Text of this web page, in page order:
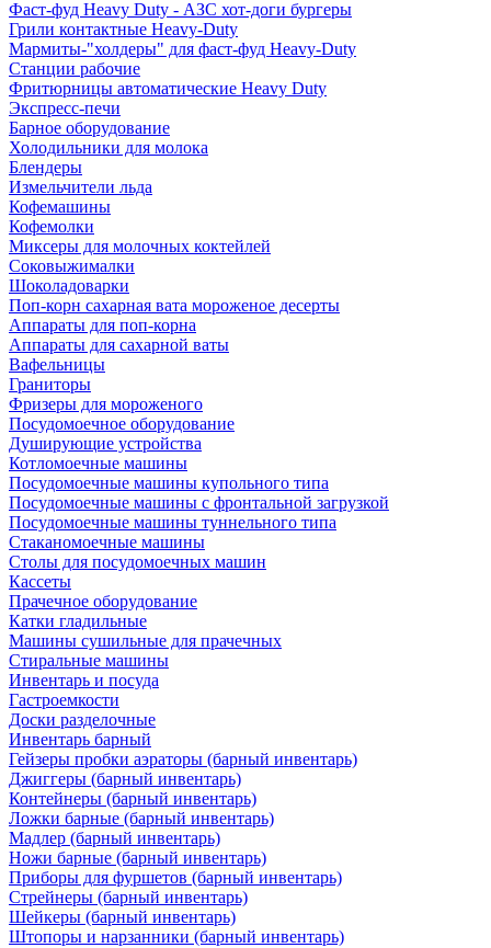
Фаст-фуд Heavy Duty - АЗС хот-доги бургеры
Грили контактные Heavy-Duty
Мармиты-"холдеры" для фаст-фуд Heavy-Duty
Станции рабочие
Фритюрницы автоматические Heavy Duty
Экспресс-печи
Барное оборудование
Холодильники для молока
Блендеры
Измельчители льда
Кофемашины
Кофемолки
Миксеры для молочных коктейлей
Соковыжималки
Шоколадоварки
Поп-корн сахарная вата мороженое десерты
Аппараты для поп-корна
Аппараты для сахарной ваты
Вафельницы
Граниторы
Фризеры для мороженого
Посудомоечное оборудование
Душирующие устройства
Котломоечные машины
Посудомоечные машины купольного типа
Посудомоечные машины с фронтальной загрузкой
Посудомоечные машины туннельного типа
Стаканомоечные машины
Столы для посудомоечных машин
Кассеты
Прачечное оборудование
Катки гладильные
Машины сушильные для прачечных
Стиральные машины
Инвентарь и посуда
Гастроемкости
Доски разделочные
Инвентарь барный
Гейзеры пробки аэраторы (барный инвентарь)
Джиггеры (барный инвентарь)
Контейнеры (барный инвентарь)
Ложки барные (барный инвентарь)
Мадлер (барный инвентарь)
Ножи барные (барный инвентарь)
Приборы для фуршетов (барный инвентарь)
Стрейнеры (барный инвентарь)
Шейкеры (барный инвентарь)
Штопоры и нарзанники (барный инвентарь)